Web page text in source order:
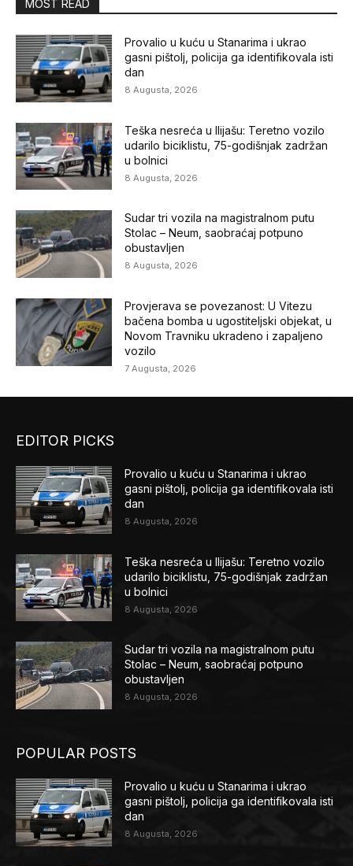
MOST READ
Provalio u kuću u Stanarima i ukrao
gasni pištolj, policija ga identifikovala isti
dan
8 Augusta, 2026
Teška nesreća u Ilijašu: Teretno vozilo
udarilo biciklistu, 75-godišnjak zadržan
u bolnici
8 Augusta, 2026
Sudar tri vozila na magistralnom putu
Stolac – Neum, saobraćaj potpuno
obustavljen
8 Augusta, 2026
Provjerava se povezanost: U Vitezu
bačena bomba u ugostiteljski objekat, u
Novom Travniku ukradeno i zapaljeno
vozilo
7 Augusta, 2026
EDITOR PICKS
Provalio u kuću u Stanarima i ukrao
gasni pištolj, policija ga identifikovala isti
dan
8 Augusta, 2026
Teška nesreća u Ilijašu: Teretno vozilo
udarilo biciklistu, 75-godišnjak zadržan
u bolnici
8 Augusta, 2026
Sudar tri vozila na magistralnom putu
Stolac – Neum, saobraćaj potpuno
obustavljen
8 Augusta, 2026
POPULAR POSTS
Provalio u kuću u Stanarima i ukrao
gasni pištolj, policija ga identifikovala isti
dan
8 Augusta, 2026